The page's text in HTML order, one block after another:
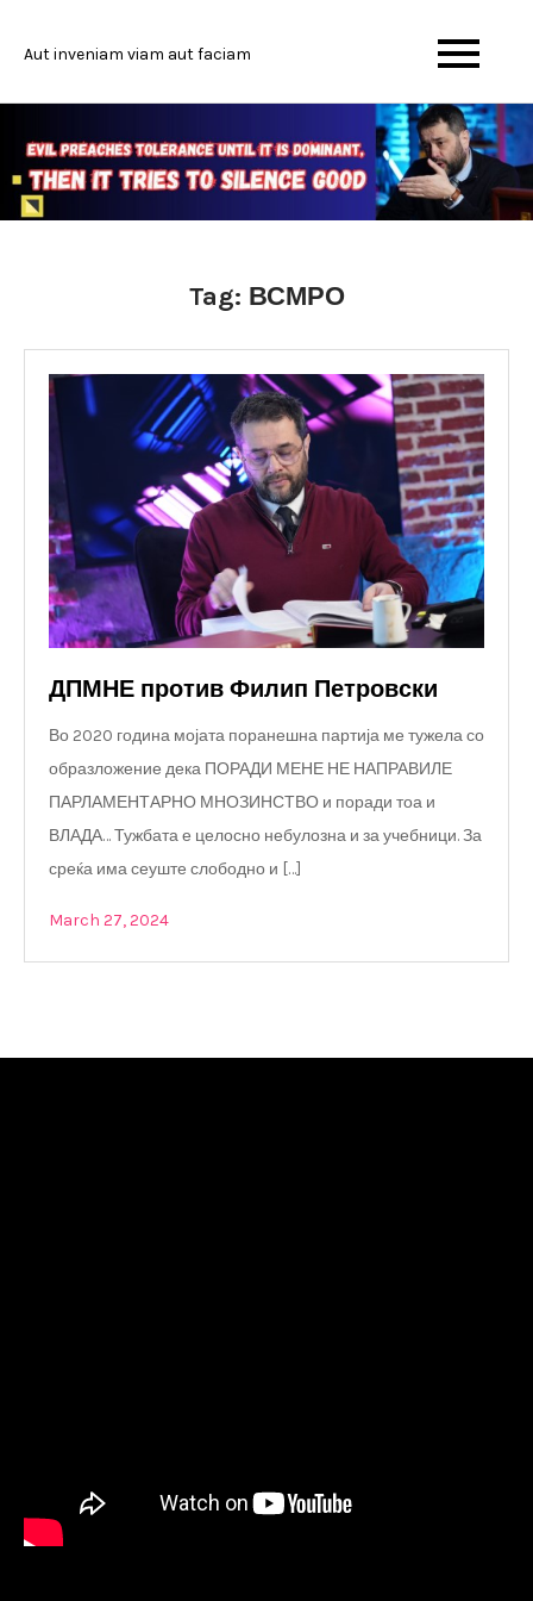
Aut inveniam viam aut faciam
Tag: ВСМРО
ДПМНЕ против Филип Петровски
Во 2020 година мојата поранешна партија ме тужела со
образложение дека ПОРАДИ МЕНЕ НЕ НАПРАВИЛЕ
ПАРЛАМЕНТАРНО МНОЗИНСТВО и поради тоа и
ВЛАДА… Тужбата е целосно небулозна и за учебници. За
среќа има сеуште слободно и […]
March 27, 2024